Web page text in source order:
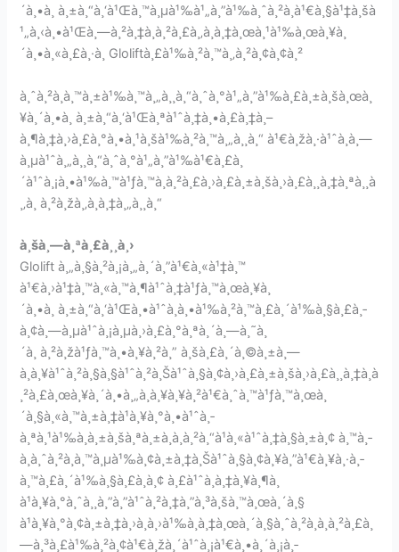
´à¸•à¸ à¸±à¸“à¸‘à¹Œà¸™à¸µà¹‰à¹„à¸”à¹‰à¸ˆà¸²à¸à¹€à¸§à¹‡à¸šà
¹„à¸‹à¸•à¹Œà¸—à¸²à¸‡à¸à¸²à¸£à¸‚à¸­à¸‡à¸œà¸¹à¹‰à¸œà¸¥à¸
´à¸•à¸«à¸£à¸·à¸­ Gloliftà¸£à¹‰à¸²à¸™à¸‚à¸²à¸¢à¸¢à¸²
à¸ˆà¸²à¸à¸™à¸±à¹‰à¸™à¸„à¸¸à¸“à¸ˆà¸°à¹„à¸”à¹‰à¸£à¸±à¸šà¸œà¸
¥à¸´à¸•à¸ à¸±à¸“à¸‘à¹Œà¸ªà¹ˆà¸‡à¸•à¸£à¸‡à¸–
à¸¶à¸‡à¸›à¸£à¸°à¸•à¸¹à¸šà¹‰à¸²à¸™à¸„à¸¸à¸“ à¹€à¸žà¸·à¹ˆà¸­à¸—
à¸µà¹ˆà¸„à¸¸à¸“à¸ˆà¸°à¹„à¸”à¹‰à¹€à¸£à¸
´à¹ˆà¸¡à¸•à¹‰à¸™à¹ƒà¸™à¸à¸²à¸£à¸›à¸£à¸±à¸šà¸›à¸£à¸¸à¸‡à¸ªà¸¸à
¸‚à¸ à¸²à¸žà¸‚à¸­à¸‡à¸„à¸¸à¸“
à¸šà¸—à¸ªà¸£à¸¸à¸›
Glolift à¸„à¸§à¸²à¸¡à¸„à¸´à¸”à¹€à¸«à¹‡à¸™
à¹€à¸›à¹‡à¸™à¸«à¸™à¸¶à¹ˆà¸‡à¹ƒà¸™à¸œà¸¥à¸
´à¸•à¸ à¸±à¸“à¸‘à¹Œà¸•à¹ˆà¸­à¸•à¹‰à¸²à¸™à¸£à¸´à¹‰à¸§à¸£à¸­
à¸¢à¸—à¸µà¹ˆà¸¡à¸µà¸›à¸£à¸°à¸ªà¸´à¸—à¸˜à¸
´à¸ à¸²à¸žà¹ƒà¸™à¸•à¸¥à¸²à¸” à¸šà¸£à¸´à¸©à¸±à¸—
à¸à¸¥à¹ˆà¸²à¸§à¸§à¹ˆà¸²à¸Šà¹ˆà¸§à¸¢à¸›à¸£à¸±à¸šà¸›à¸£à¸¸à¸‡à¸à
¸²à¸£à¸œà¸¥à¸´à¸•à¸„à¸­à¸¥à¸¥à¸²à¹€à¸ˆà¸™à¹ƒà¸™à¸œà¸
´à¸§à¸«à¸™à¸±à¸‡à¹à¸¥à¸°à¸•à¹ˆà¸­
à¸ªà¸¹à¹‰à¸à¸±à¸šà¸ªà¸±à¸à¸à¸²à¸“à¹à¸«à¹ˆà¸‡à¸§à¸±à¸¢ à¸™à¸­
à¸à¸ˆà¸²à¸à¸™à¸µà¹‰à¸¢à¸±à¸‡à¸Šà¹ˆà¸§à¸¢à¸¥à¸”à¹€à¸¥à¸·à¸­
à¸™à¸£à¸´à¹‰à¸§à¸£à¸­à¸¢ à¸£à¹ˆà¸­à¸‡à¸¥à¸¶à¸
à¹à¸¥à¸°à¸ˆà¸¸à¸”à¸”à¹ˆà¸²à¸‡à¸”à¸³à¸šà¸™à¸œà¸´à¸§
à¹à¸¥à¸°à¸¢à¸±à¸‡à¸›à¸à¸›à¹‰à¸­à¸‡à¸œà¸´à¸§à¸ˆà¸²à¸à¸à¸²à¸£à¸
—à¸³à¸£à¹‰à¸²à¸¢à¹€à¸žà¸´à¹ˆà¸¡à¹€à¸•à¸´à¸¡à¸­